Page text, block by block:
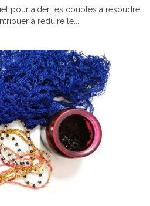
pour aider les couples à résoudre
à réduire le...